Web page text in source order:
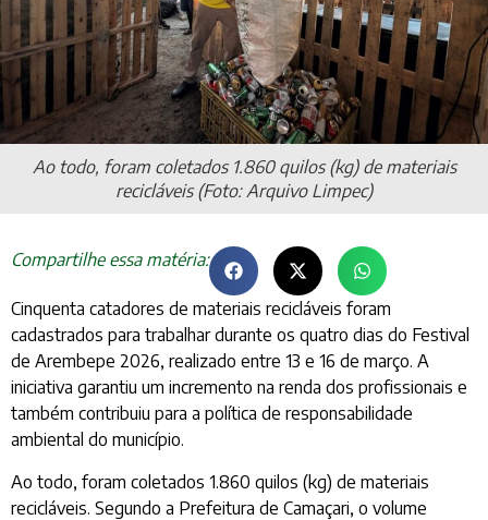
Ao todo, foram coletados 1.860 quilos (kg) de materiais
recicláveis (Foto: Arquivo Limpec)
Compartilhe essa matéria:
Cinquenta catadores de materiais recicláveis foram
cadastrados para trabalhar durante os quatro dias do Festival
de Arembepe 2026, realizado entre 13 e 16 de março. A
iniciativa garantiu um incremento na renda dos profissionais e
também contribuiu para a política de responsabilidade
ambiental do município.
Ao todo, foram coletados 1.860 quilos (kg) de materiais
recicláveis. Segundo a Prefeitura de Camaçari, o volume